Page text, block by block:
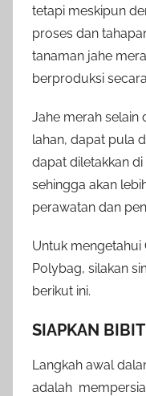
tetapi meskipun
proses dan
tanaman jahe
berproduksi
Jahe merah selain
lahan, dapat pula
dapat diletakkan
sehingga akan
perawatan dan
Untuk mengetahui
Polybag, silakan
berikut ini.
SIAPKAN BIBIT
Langkah awal
adalah